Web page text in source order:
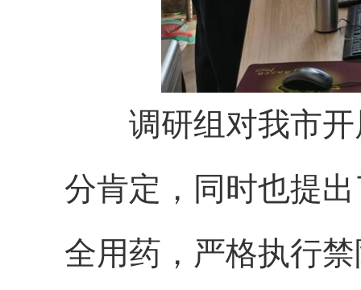
调研组对我市开
分肯定，同时也提
全用药，严格执行